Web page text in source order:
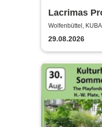
Lacrimas
Wolfenbüttel,
29.08.2026